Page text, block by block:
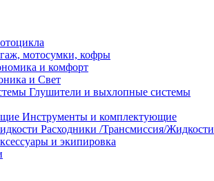
мотосумки, кофры
и комфорт
и Свет
Глушители и выхлопные системы
Инструменты и комплектующие
Расходники /Трансмиссия/Жидкости
и экипировка